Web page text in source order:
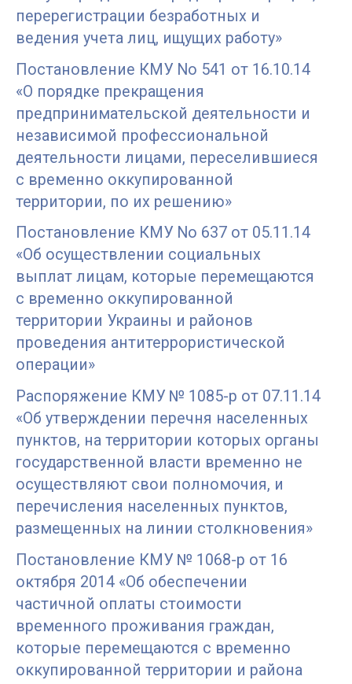
перерегистрации безработных и
ведения учета лиц, ищущих работу»
Постановление КМУ No 541 от 16.10.14
«О порядке прекращения
предпринимательской деятельности и
независимой профессиональной
деятельности лицами, переселившиеся
с временно оккупированной
территории, по их решению»
Постановление КМУ No 637 от 05.11.14
«Об осуществлении социальных
выплат лицам, которые перемещаются
с временно оккупированной
территории Украины и районов
проведения антитеррористической
операции»
Распоряжение КМУ № 1085-р от 07.11.14
«Об утверждении перечня населенных
пунктов, на территории которых органы
государственной власти временно не
осуществляют свои полномочия, и
перечисления населенных пунктов,
размещенных на линии столкновения»
Постановление КМУ № 1068-р от 16
октября 2014 «Об обеспечении
частичной оплаты стоимости
временного проживания граждан,
которые перемещаются с временно
оккупированной территории и района